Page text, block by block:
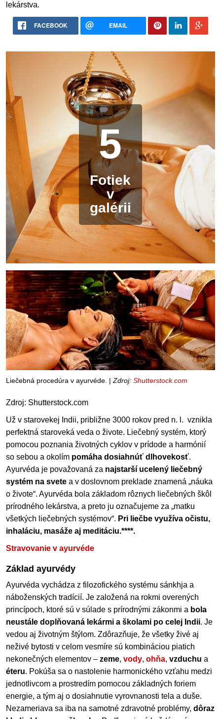
lekárstva.
FACEBOOK EMAIL
5
Fotiek
v
galérii
Liečebná procedúra v ayurvéde. | Zdroj: Shutterstock.com
Zdroj: Shutterstock.com
Už v starovekej Indii, približne 3000 rokov pred n. l. vznikla
perfektná staroveká veda o živote. Liečebný systém, ktorý
pomocou poznania životných cyklov v prídode a harmónií
so sebou a okolím pomáha dosiahnúť dlhovekosť.
Ayurvéda je považovaná za najstarší ucelený liečebný
systém na svete a v doslovnom preklade znamená „náuka
o živote“. Ayurvéda bola základom rôznych liečebných škôl
prírodného lekárstva, a preto ju označujeme za „matku
všetkých liečebných systémov“. Pri liečbe využíva očistu,
inhaláciu, masáže aj meditáciu.****.
Stravovanie v ayurvéde
Základ ayurvédy
Ayurvéda vychádza z filozofického systému sánkhja a
náboženských tradícií. Je založená na rokmi overených
princípoch, ktoré sú v súlade s prírodnými zákonmi a bola
neustále doplňovaná lekármi a školami po celej Indii. Je
vedou aj životným štýlom. Zdôrazňuje, že všetky živé aj
neživé bytosti v celom vesmíre sú kombináciou piatich
nekonečných elementov – zeme, vody, ohňa, vzduchu a
éteru. Pokúša sa o nastolenie harmonického vzťahu medzi
jednotlivcom a prostredím pomocou základných foriem
energie, a tým aj o dosiahnutie vyrovnanosti tela a duše.
Nezameriava sa iba na samotné zdravotné problémy, dôraz